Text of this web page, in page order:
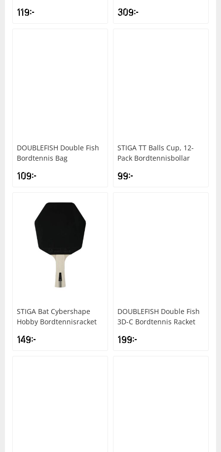
119kr 309kr
DOUBLEFISH Double Fish
Bordtennis Bag
109kr
STIGA TT Balls Cup, 12-
Pack Bordtennisbollar
99kr
STIGA Bat Cybershape
Hobby Bordtennisracket
149kr
DOUBLEFISH Double Fish
3D-C Bordtennis Racket
199kr